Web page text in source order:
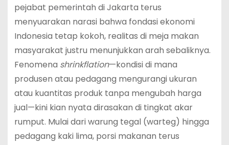
pejabat pemerintah di Jakarta terus
menyuarakan narasi bahwa fondasi ekonomi
Indonesia tetap kokoh, realitas di meja makan
masyarakat justru menunjukkan arah sebaliknya.
Fenomena shrinkflation—kondisi di mana
produsen atau pedagang mengurangi ukuran
atau kuantitas produk tanpa mengubah harga
jual—kini kian nyata dirasakan di tingkat akar
rumput. Mulai dari warung tegal (warteg) hingga
pedagang kaki lima, porsi makanan terus